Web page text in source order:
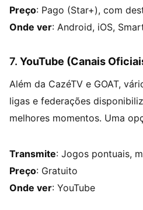
Preço: Pago (Star+), com
Onde ver: Android, iOS,
7. YouTube (Canais
Além da CazéTV e GOAT,
ligas e federações
melhores momentos. Uma
Transmite: Jogos pontuais,
Preço: Gratuito
Onde ver: YouTube